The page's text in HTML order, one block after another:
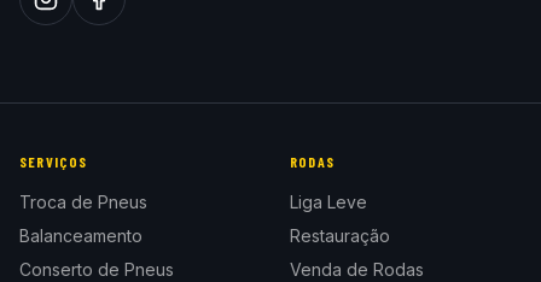
SERVIÇOS
Troca de Pneus
Balanceamento
Conserto de Pneus
RODAS
Liga Leve
Restauração
Venda de Rodas